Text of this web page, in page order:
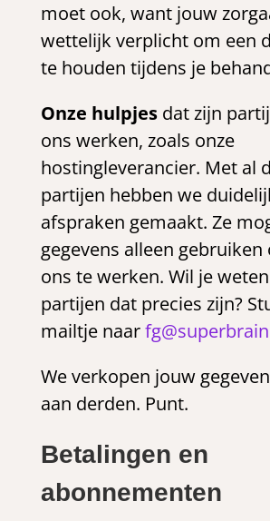
moet ook, want jouw
wettelijk verplicht om een
te houden tijdens je
Onze hulpjesdat zijn
ons werken, zoals onze
hostingleverancier. Met al
partijen hebben we
afspraken gemaakt. Ze
gegevens alleen
ons te werken. Wil je
partijen dat precies zijn?
mailtje naar
We verkopen jouw
aan derden. Punt.
Betalingen en
abonnementen